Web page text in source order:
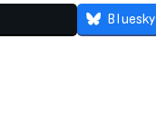
Bluesky